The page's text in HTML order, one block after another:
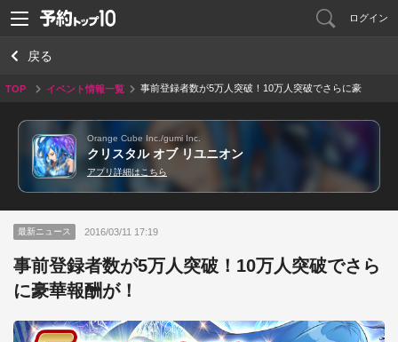
ログイン
戻る
TOP イベント情報一覧
事前登録者数が5万人突破！10万人突破でさらに豪
Orange Cube Inc./gumi Inc.
クリスタル オブ リユニオン
アプリ詳細はこちら
最新ニュース 2016/03/11 17:19
事前登録者数が5万人突破！10万人突破でさら
に豪華報酬が！